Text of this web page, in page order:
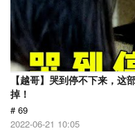
【越哥】哭到停不下来，这
掉！
# 69
2022-06-21 10:05